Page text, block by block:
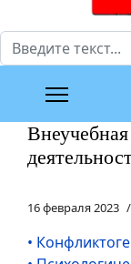
Поиск
16 февраля 2023
•